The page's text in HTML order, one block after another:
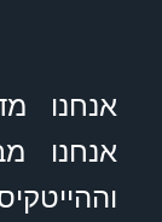
אנחנו
אנחנו